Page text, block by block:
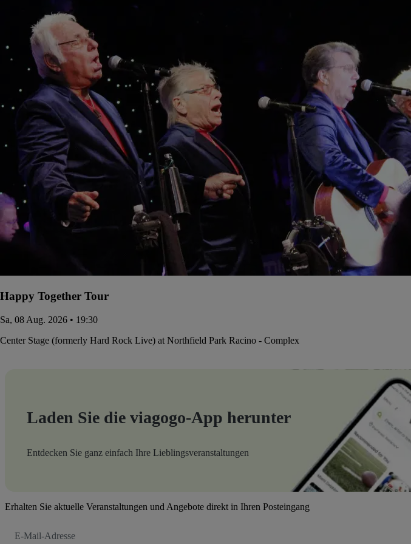
Happy Together Tour
Sa, 08 Aug. 2026 • 19:30
Center Stage (formerly Hard Rock Live) at Northfield Park Racino - Complex
Laden Sie die viagogo-App herunter
Entdecken Sie ganz einfach Ihre Lieblingsveranstaltungen
Erhalten Sie aktuelle Veranstaltungen und Angebote direkt in Ihren Posteingang
Mail-